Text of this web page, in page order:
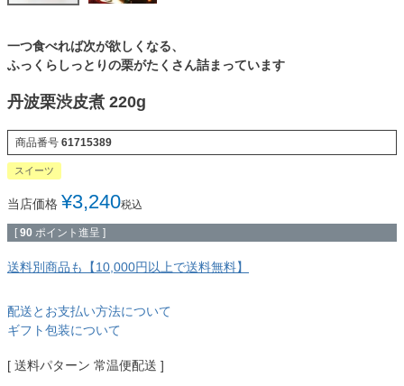
一つ食べれば次が欲しくなる、
ふっくらしっとりの栗がたくさん詰まっています
丹波栗渋皮煮 220g
商品番号 61715389
スイーツ
当店価格 ¥3,240税込
[ 90 ポイント進呈 ]
送料別商品も【10,000円以上で送料無料】
配送とお支払い方法について
ギフト包装について
送料パターン 常温便配送